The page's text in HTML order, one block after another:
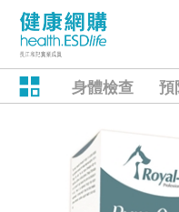
身體檢查 預